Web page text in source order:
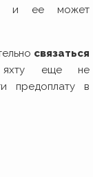
и ее может
связаться
еще не
предоплату в